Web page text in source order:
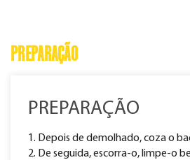
PREPARAÇÃO
PREPARAÇÃO
1. Depois de demolhado, coza o
2. De seguida, escorra-o, limpe-o